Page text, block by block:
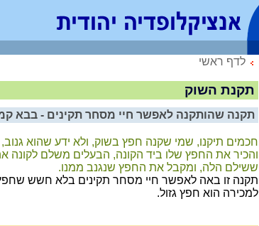
לדף ראשי
תקנת השוק
תקנה שהותקנה לאפשר חיי מסחר תקינים - בבא
חכמים תיקנו, שמי שקנה חפץ בשוק, ולא ידע שהוא גנוב,
והכיר את החפץ שלו ביד הקונה, הבעלים משלם לקונה
ששילם הלה, ומקבל את החפץ שנגנב ממנו.
תקנה זו באה לאפשר חיי מסחר תקינים בלא חשש
למכירה הוא חפץ גזול.